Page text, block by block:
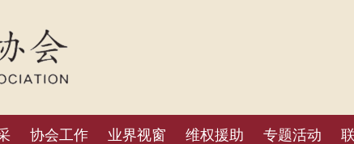
协会工作 业界视窗 维权援助 专题活动